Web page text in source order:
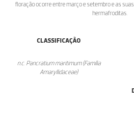
floração ocorre entre março e setembro e as
hermafroditas.
CLASSIFICAÇÃO
n.c. Pancratium maritimum (Família
Amaryllidaceae)